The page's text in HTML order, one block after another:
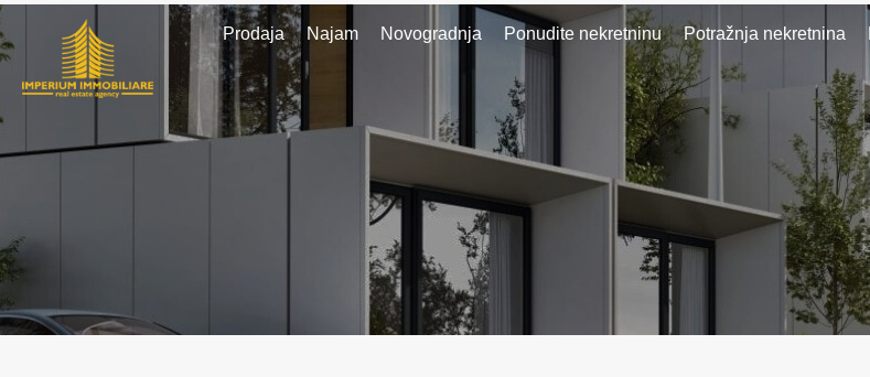
Prodaja Najam Novogradnja Ponudite nekretninu Potražnja nekretnina